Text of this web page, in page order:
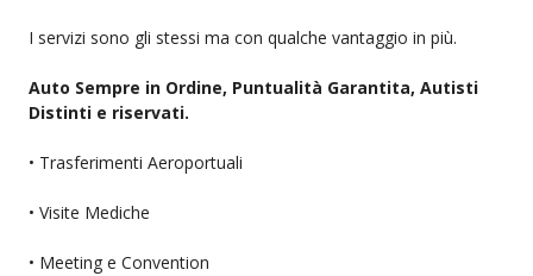
I servizi sono gli stessi ma con qualche vantaggio in più.
Auto Sempre in Ordine, Puntualità Garantita, Autisti
Distinti e riservati.
• Trasferimenti Aeroportuali
• Visite Mediche
• Meeting e Convention